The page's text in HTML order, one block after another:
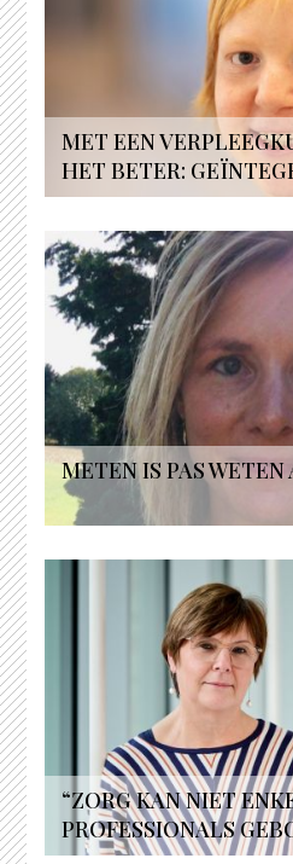
MET EEN
HET BETER:
METEN IS PAS
“ZORG KAN NIET
PROFESSIONALS